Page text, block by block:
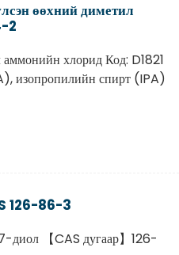
өөхний диметил
2
хлорид Код: D1821
изопропилийн спирт (IPA)
126-86-3
【CAS дугаар】126-